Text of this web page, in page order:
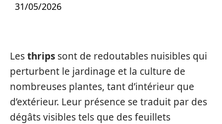
31/05/2026
Lesthrips sont de redoutables nuisibles qui
perturbent le jardinage et la culture de
nombreuses plantes, tant d’intérieur que
d’extérieur. Leur présence se traduit par des
dégâts visibles tels que des feuillets